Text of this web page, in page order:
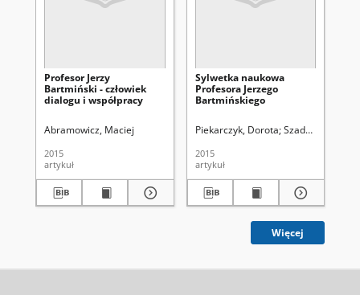
Profesor Jerzy
Bartmiński - człowiek
dialogu i współpracy
Abramowicz, Maciej
2015
artykuł
Sylwetka naukowa
Profesora Jerzego
Bartmińskiego
Piekarczyk, Dorota Szadura, Joanna
2015
artykuł
Więcej